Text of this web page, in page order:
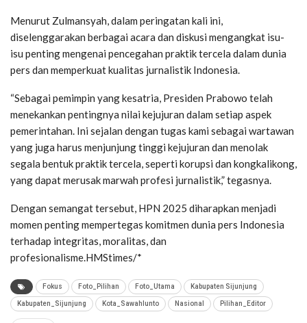
Menurut Zulmansyah, dalam peringatan kali ini,
diselenggarakan berbagai acara dan diskusi mengangkat isu-
isu penting mengenai pencegahan praktik tercela dalam dunia
pers dan memperkuat kualitas jurnalistik Indonesia.
“Sebagai pemimpin yang kesatria, Presiden Prabowo telah
menekankan pentingnya nilai kejujuran dalam setiap aspek
pemerintahan. Ini sejalan dengan tugas kami sebagai wartawan
yang juga harus menjunjung tinggi kejujuran dan menolak
segala bentuk praktik tercela, seperti korupsi dan kongkalikong,
yang dapat merusak marwah profesi jurnalistik,” tegasnya.
Dengan semangat tersebut, HPN 2025 diharapkan menjadi
momen penting mempertegas komitmen dunia pers Indonesia
terhadap integritas, moralitas, dan
profesionalisme.HMStimes/*
Fokus Foto_Pilihan Foto_Utama Kabupaten Sijunjung
Kabupaten_Sijunjung Kota_Sawahlunto Nasional Pilihan_Editor